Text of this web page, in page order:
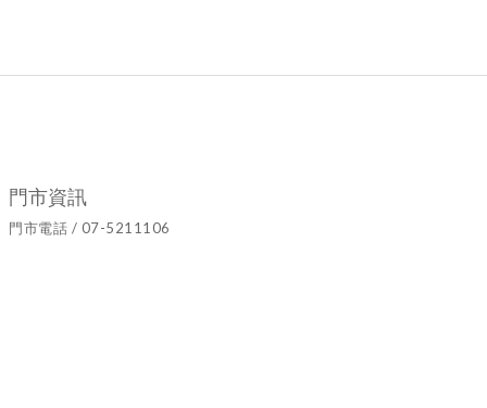
門市資訊
門市電話 / 07-5211106